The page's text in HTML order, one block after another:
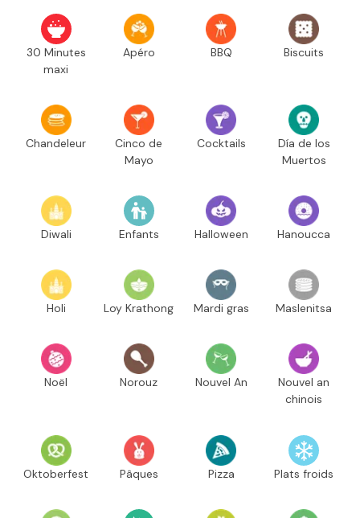
30 Minutes
maxi
Apéro BBQ Biscuits
Chandeleur
Cinco de
Mayo
Cocktails
Día de los
Muertos
Diwali Enfants Halloween Hanoucca
Holi Loy Krathong Mardi gras Maslenitsa
Noël Norouz Nouvel An
Nouvel an
chinois
Oktoberfest Pâques Pizza Plats froids